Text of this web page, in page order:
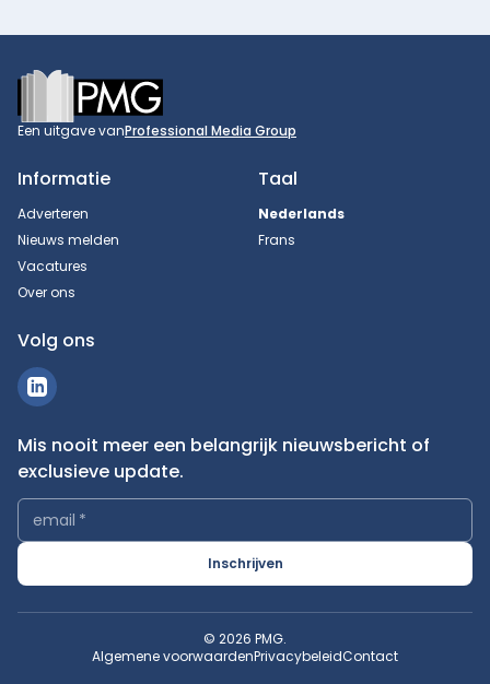
Footer
Een uitgave vanProfessional Media Group
Informatie
Adverteren
Nieuws melden
Vacatures
Over ons
Taal
Nederlands
Frans
Volg ons
Mis nooit meer een belangrijk nieuwsbericht of
exclusieve update.
email *
Inschrijven
© 2026 PMG.
Algemene voorwaardenPrivacybeleidContact